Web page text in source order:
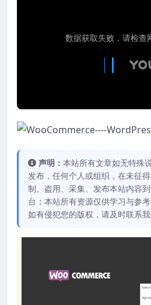
声明： 本站所有文章如无特殊
发布，任何个人或组织，在未征
制、盗用、采集、发布本站内容
台；本站所有资源仅供学习与参
如有侵犯您的版权，请及时联系我